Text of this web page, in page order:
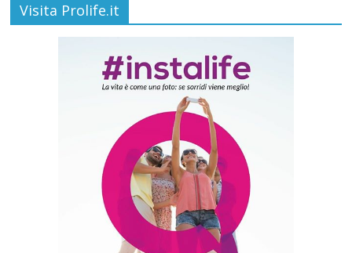
Visita Prolife.it